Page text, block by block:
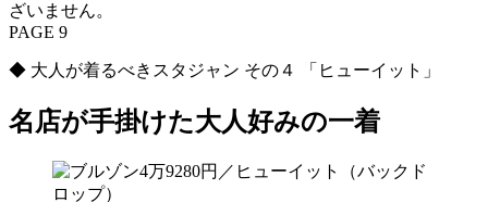
ざいません。
PAGE 9
◆ 大人が着るべきスタジャン その４ 「ヒューイット」
名店が手掛けた大人好みの一着